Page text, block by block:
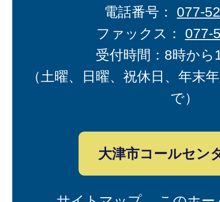
電話番号： 077-
ファックス： 077-
受付時間：8時から
（土曜、日曜、祝休日、年末
で）
大津市コールセン